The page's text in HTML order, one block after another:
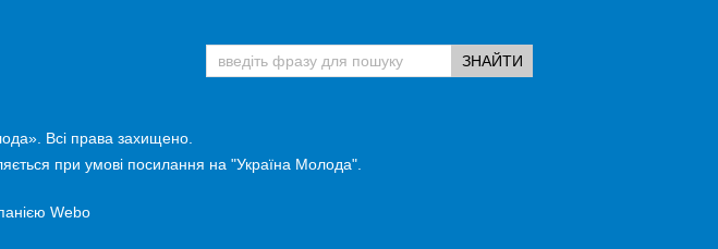
Всі права захищено.
при умові посилання на "Україна Молода".
Webo